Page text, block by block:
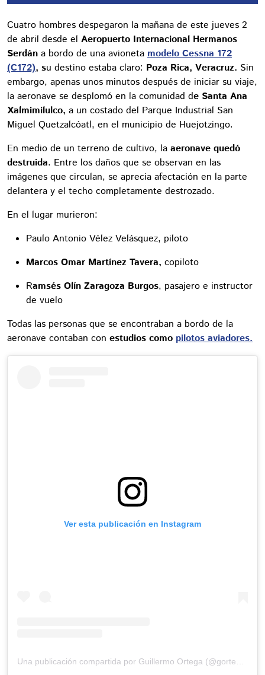
Cuatro hombres despegaron la mañana de este jueves 2
de abril desde el Aeropuerto Internacional Hermanos
Serdán a bordo de una avioneta modelo Cessna 172
(C172), su destino estaba claro: Poza Rica, Veracruz. Sin
embargo, apenas unos minutos después de iniciar su viaje,
la aeronave se desplomó en la comunidad de Santa Ana
Xalmimilulco, a un costado del Parque Industrial San
Miguel Quetzalcóatl, en el municipio de Huejotzingo.
En medio de un terreno de cultivo, la aeronave quedó
destruida. Entre los daños que se observan en las
imágenes que circulan, se aprecia afectación en la parte
delantera y el techo completamente destrozado.
En el lugar murieron:
Paulo Antonio Vélez Velásquez, piloto
Marcos Omar Martínez Tavera, copiloto
Ramsés Olín Zaragoza Burgos, pasajero e instructor
de vuelo
Todas las personas que se encontraban a bordo de la
aeronave contaban con estudios como pilotos aviadores.
Ver esta publicación en Instagram